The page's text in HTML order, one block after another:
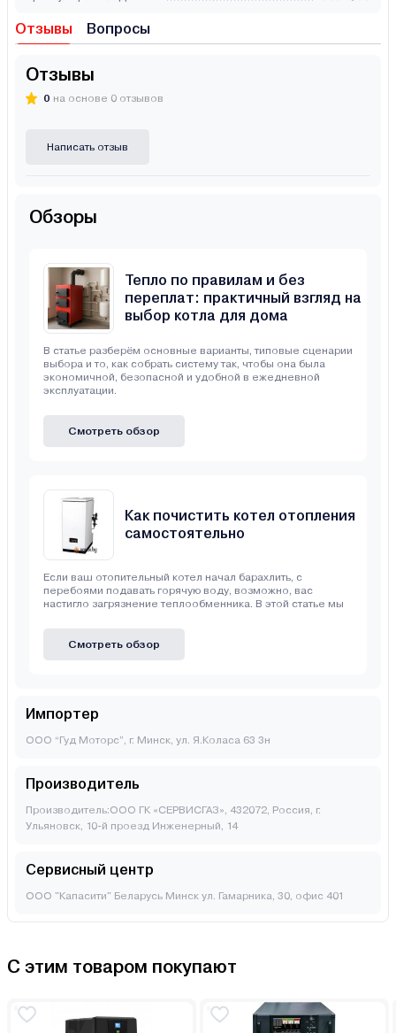
Отзывы Вопросы
Отзывы
0 на основе 0 отзывов
Написать отзыв
Обзоры
Тепло по правилам и без
переплат: практичный взгляд на
выбор котла для дома
В статье разберём основные варианты, типовые сценарии
выбора и то, как собрать систему так, чтобы она была
экономичной, безопасной и удобной в ежедневной
эксплуатации.
Смотреть обзор
Как почистить котел отопления
самостоятельно
Если ваш отопительный котел начал барахлить, с
перебоями подавать горячую воду, возможно, вас
настигло загрязнение теплообменника. В этой статье мы
Смотреть обзор
Импортер
ООО “Гуд Моторс”, г. Минск, ул. Я.Коласа 63 3н
Производитель
Производитель:ООО ГК «СЕРВИСГАЗ», 432072, Россия, г.
Ульяновск, 10-й проезд Инженерный, 14
Сервисный центр
ООО "Капасити" Беларусь Минск ул. Гамарника, 30, офис 401
С этим товаром покупают